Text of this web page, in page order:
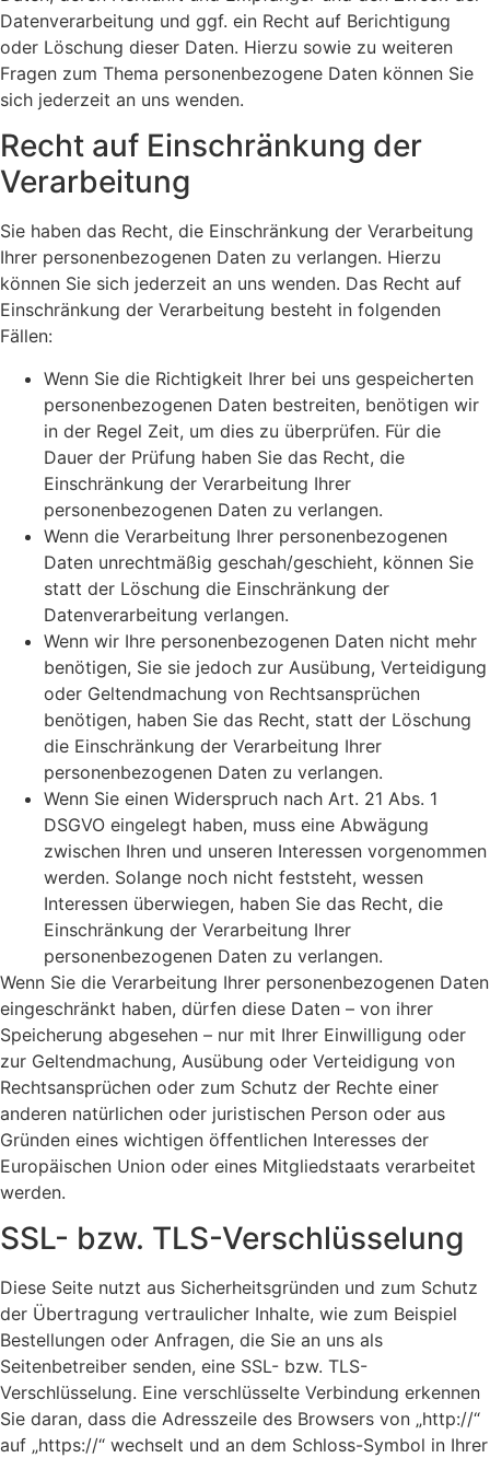
Datenverarbeitung und ggf. ein Recht auf Berichtigung
oder Löschung dieser Daten. Hierzu sowie zu weiteren
Fragen zum Thema personenbezogene Daten können Sie
sich jederzeit an uns wenden.
Recht auf Einschränkung der
Verarbeitung
Sie haben das Recht, die Einschränkung der Verarbeitung
Ihrer personenbezogenen Daten zu verlangen. Hierzu
können Sie sich jederzeit an uns wenden. Das Recht auf
Einschränkung der Verarbeitung besteht in folgenden
Fällen:
Wenn Sie die Richtigkeit Ihrer bei uns gespeicherten
personenbezogenen Daten bestreiten, benötigen wir
in der Regel Zeit, um dies zu überprüfen. Für die
Dauer der Prüfung haben Sie das Recht, die
Einschränkung der Verarbeitung Ihrer
personenbezogenen Daten zu verlangen.
Wenn die Verarbeitung Ihrer personenbezogenen
Daten unrechtmäßig geschah/geschieht, können Sie
statt der Löschung die Einschränkung der
Datenverarbeitung verlangen.
Wenn wir Ihre personenbezogenen Daten nicht mehr
benötigen, Sie sie jedoch zur Ausübung, Verteidigung
oder Geltendmachung von Rechtsansprüchen
benötigen, haben Sie das Recht, statt der Löschung
die Einschränkung der Verarbeitung Ihrer
personenbezogenen Daten zu verlangen.
Wenn Sie einen Widerspruch nach Art. 21 Abs. 1
DSGVO eingelegt haben, muss eine Abwägung
zwischen Ihren und unseren Interessen vorgenommen
werden. Solange noch nicht feststeht, wessen
Interessen überwiegen, haben Sie das Recht, die
Einschränkung der Verarbeitung Ihrer
personenbezogenen Daten zu verlangen.
Wenn Sie die Verarbeitung Ihrer personenbezogenen Daten
eingeschränkt haben, dürfen diese Daten – von ihrer
Speicherung abgesehen – nur mit Ihrer Einwilligung oder
zur Geltendmachung, Ausübung oder Verteidigung von
Rechtsansprüchen oder zum Schutz der Rechte einer
anderen natürlichen oder juristischen Person oder aus
Gründen eines wichtigen öffentlichen Interesses der
Europäischen Union oder eines Mitgliedstaats verarbeitet
werden.
SSL- bzw. TLS-Verschlüsselung
Diese Seite nutzt aus Sicherheitsgründen und zum Schutz
der Übertragung vertraulicher Inhalte, wie zum Beispiel
Bestellungen oder Anfragen, die Sie an uns als
Seitenbetreiber senden, eine SSL- bzw. TLS-
Verschlüsselung. Eine verschlüsselte Verbindung erkennen
Sie daran, dass die Adresszeile des Browsers von „http://“
auf „https://“ wechselt und an dem Schloss-Symbol in Ihrer